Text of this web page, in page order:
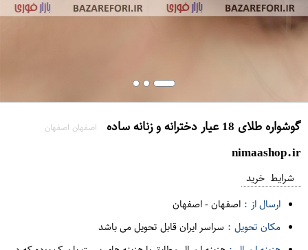
گوشواره طلای 18 عیار دخترانه و زنانه ساده اصفهان اصفهان
nimaashop.ir
شرایط خرید
ارسال از : اصفهان-اصفهان
مکان تحویل : سراسر ایران قابل تحویل می باشد